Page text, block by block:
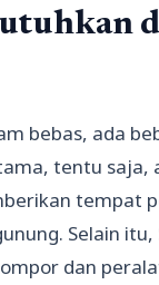
bebas, ada
tentu
tempat
Selain
dan